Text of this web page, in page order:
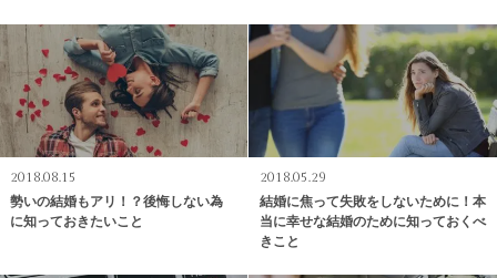
2018.08.15
勢いの結婚もアリ！？後悔しない為
に知っておきたいこと
2018.05.29
結婚に焦って失敗をしないために！本
当に幸せな結婚のために知っておくべ
きこと